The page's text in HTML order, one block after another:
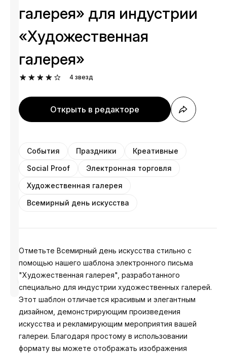
Разработано
Анастасия
галерея» для индустрии
«Художественная
галерея»
4звезд
Открыть в редакторе
События Праздники
Креативные
Social Proof
Электронная торговля
Художественная галерея
Всемирный день искусства
Отметьте Всемирный день искусства стильно с
помощью нашего шаблона электронного письма
"Художественная галерея", разработанного
специально для индустрии художественных галерей.
Этот шаблон отличается красивым и элегантным
дизайном, демонстрирующим произведения
искусства и рекламирующим мероприятия вашей
галереи. Благодаря простому в использовании
формату вы можете отображать изображения